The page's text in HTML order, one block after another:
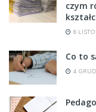
czym
6
Co to
4